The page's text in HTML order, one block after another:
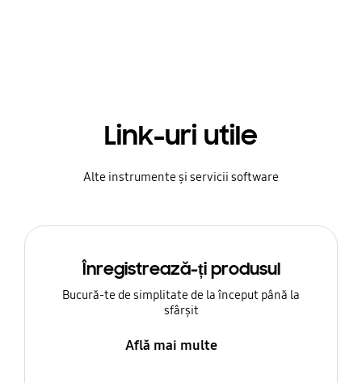
Link-uri utile
Alte instrumente și servicii software
Înregistrează-ți produsul
Bucură-te de simplitate de la început până la
sfârșit
Află mai multe